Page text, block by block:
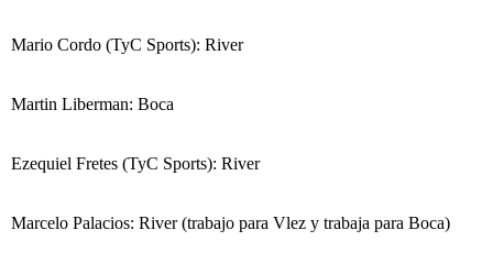
Mario Cordo (TyC Sports): River
Martin Liberman: Boca
Ezequiel Fretes (TyC Sports): River
Marcelo Palacios: River (trabajo para Vlez y trabaja para Boca)